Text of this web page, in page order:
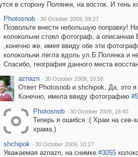
в сторону Полянки, на восток. И тень
Photosnob · 30 October 2009, 09:27
Позвольте внести небольшую поправку!
колокольни стоял фотограф, а
,конечно же, имея ввиду обе эти
колокольни легла вдоль ул.Б.Полянка и
Спасибо, география данного места
aznazn · 30 October 2009, 10:58
Ответ Photosnob и shchipok. Да, это
Конечно, имела ввиду фотографию
Photosnob · 30 October 2009, 18:40
Теперь я ошибся :( Храм на сев-
храма.)
shchipok · 30 October 2009, 10:17
Уважаемая aznazn, на снимке #3055